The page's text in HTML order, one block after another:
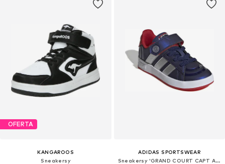
OFERTA
KANGAROOS
Sneakersy
ADIDAS SPORTSWEAR
Sneakersy 'GRAND COURT CAPT AMERICA'